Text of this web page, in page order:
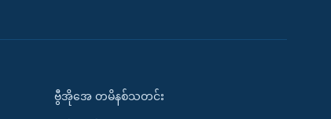
ဗွီအိုအေ တမိနစ်သတင်း